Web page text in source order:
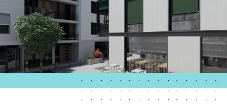
Volets Battants Pliables et Brises Soleil
Rideaux et stores
Rideaux de Verre